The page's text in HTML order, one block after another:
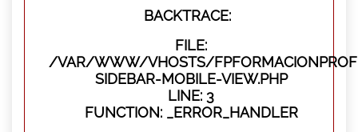
BACKTRACE:
FILE:
/VAR/WWW/VHOSTS/
SIDEBAR-MOBILE-VIEW.PHP
LINE: 3
FUNCTION: _ERROR_HANDLER